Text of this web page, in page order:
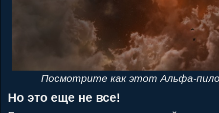
Посмотрите как этот Альфа-
Но это еще не все!